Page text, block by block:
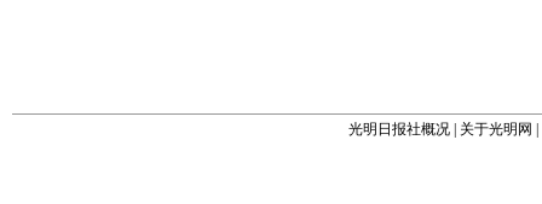
光明日报社概况 关于光明网